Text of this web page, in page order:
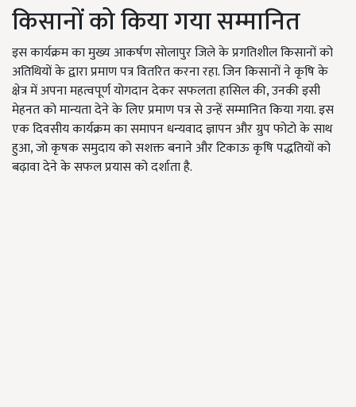
किसानों को किया गया सम्मानित
इस कार्यक्रम का मुख्य आकर्षण सोलापुर जिले के प्रगतिशील किसानों को
अतिथियों के द्वारा प्रमाण पत्र वितरित करना रहा. जिन किसानों ने कृषि के
क्षेत्र में अपना महत्वपूर्ण योगदान देकर सफलता हासिल की, उनकी इसी
मेहनत को मान्यता देने के लिए प्रमाण पत्र से उन्हें सम्मानित किया गया. इस
एक दिवसीय कार्यक्रम का समापन धन्यवाद ज्ञापन और ग्रुप फोटो के साथ
हुआ, जो कृषक समुदाय को सशक्त बनाने और टिकाऊ कृषि पद्धतियों को
बढ़ावा देने के सफल प्रयास को दर्शाता है.